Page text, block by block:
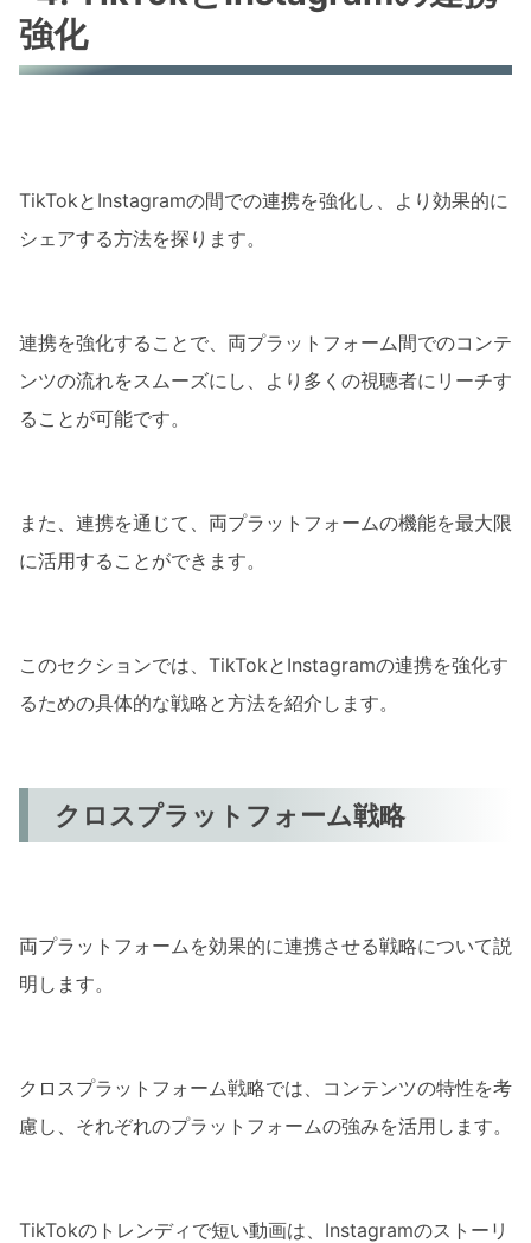
強化
TikTokとInstagramの間での連携を強化し、より効果的に
シェアする方法を探ります。
連携を強化することで、両プラットフォーム間でのコンテ
ンツの流れをスムーズにし、より多くの視聴者にリーチす
ることが可能です。
また、連携を通じて、両プラットフォームの機能を最大限
に活用することができます。
このセクションでは、TikTokとInstagramの連携を強化す
るための具体的な戦略と方法を紹介します。
クロスプラットフォーム戦略
両プラットフォームを効果的に連携させる戦略について説
明します。
クロスプラットフォーム戦略では、コンテンツの特性を考
慮し、それぞれのプラットフォームの強みを活用します。
TikTokのトレンディで短い動画は、Instagramのストーリ